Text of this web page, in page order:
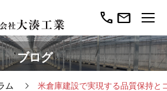
call mail
ブログ
ム 米倉庫建設で実現する品質保持と